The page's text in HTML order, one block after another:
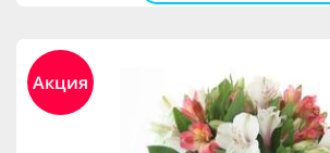
Акция